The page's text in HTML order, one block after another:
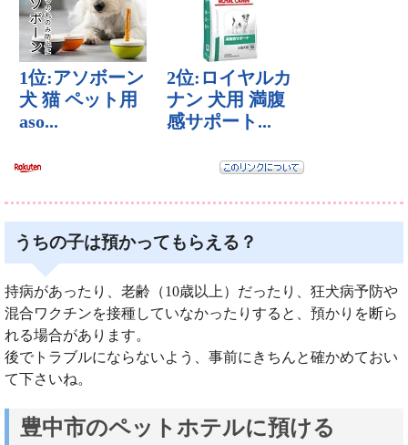
うちの子は預かってもらえる？
持病があったり、老齢（10歳以上）だったり、狂犬病予防や
混合ワクチンを接種していなかったりすると、預かりを断ら
れる場合があります。
後でトラブルにならないよう、事前にきちんと確かめておい
て下さいね。
豊中市のペットホテルに預ける